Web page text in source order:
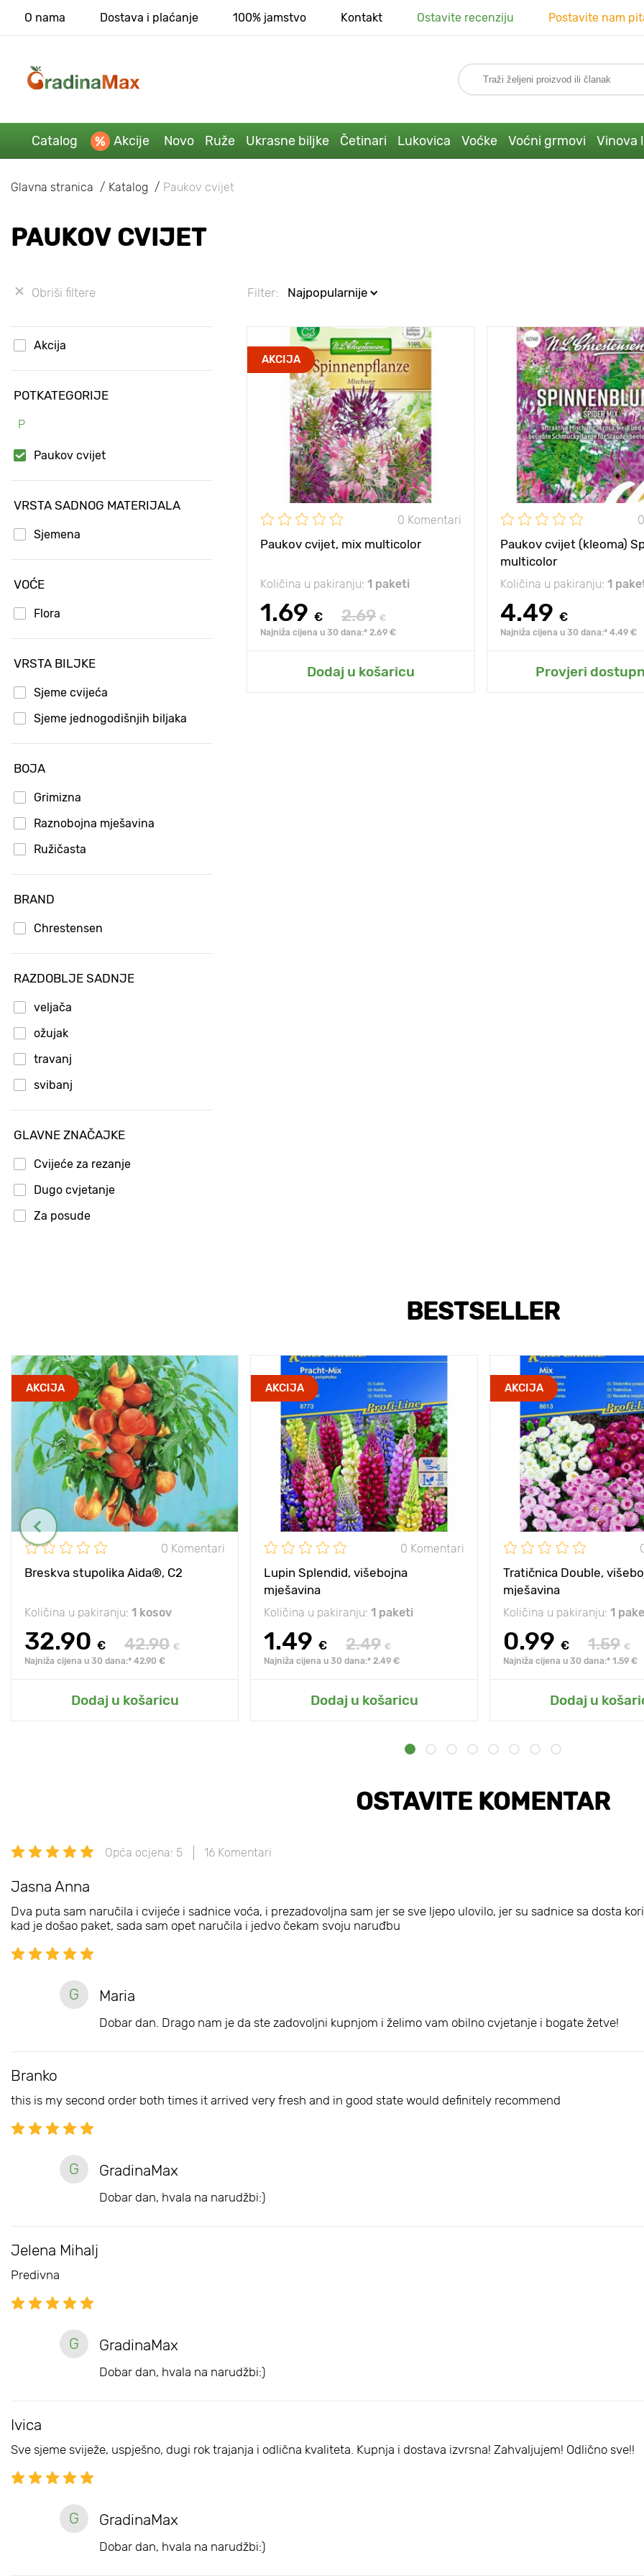
O nama Dostava i plaćanje 100% jamstvo Kontakt Ostavite recenziju Postavite nam
Catalog Akcije Novo Ruže Ukrasne biljke Četinari Lukovica Voćke Voćni grmovi Vinova
Glavna stranica Katalog Paukov cvijet
PAUKOV CVIJET
Obriši filtere
Akcija
POTKATEGORIJE
P
Paukov cvijet
VRSTA SADNOG MATERIJALA
Sjemena
VOĆE
Flora
VRSTA BILJKE
Sjeme cvijeća
Sjeme jednogodišnjih biljaka
BOJA
Grimizna
Raznobojna mješavina
Ružičasta
BRAND
Chrestensen
RAZDOBLJE SADNJE
veljača
ožujak
travanj
svibanj
GLAVNE ZNAČAJKE
Cvijeće za rezanje
Dugo cvjetanje
Za posude
Filter: Najpopularnije
AKCIJA
0 Komentari
Paukov cvijet, mix multicolor
Količina u pakiranju: 1 paketi
1.69 € 2.69 €
Najniža cijena u 30 dana:* 2.69 €
Dodaj u košaricu
Visina biljke 80 - 100 cm
Razmak između
biljaka
Sunce, polusjena sunce
Posebnosti neobični cvatovi
Dodaj u moj vrt
Paukov cvijet (kleoma)
multicolor
Količina u pakiranju: 1
4.49 €
Najniža cijena u 30 dana:* 4.49 €
Provjeri
Visina biljke
Razmak između
biljaka
Sunce, polusjena
Posebnosti
rijetka
Dodaj u moj
BESTSELLER
AKCIJA
0 Komentari
Breskva stupolika Aida®, C2
Količina u pakiranju: 1 kosov
32.90 € 42.90 €
Najniža cijena u 30 dana:* 42.90 €
Dodaj u košaricu
AKCIJA
0 Komentari
Lupin Splendid, višebojna
mješavina
Količina u pakiranju: 1 paketi
1.49 € 2.49 €
Najniža cijena u 30 dana:* 2.49 €
Dodaj u košaricu
AKCIJA
Tratičnica Double,
mješavina
Količina u pakiranju: 1
0.99 € 1.59 €
Najniža cijena u 30 dana:* 1.59 €
Dodaj u
OSTAVITE KOMENTAR
Opća ocjena: 5 16 Komentari
Jasna Anna
Dva puta sam naručila i cvijeće i sadnice voća, i prezadovoljna sam jer se sve ljepo ulovilo, jer su sadnice sa dosta
kad je došao paket, sada sam opet naručila i jedvo čekam svoju naruđbu
G Maria
Dobar dan. Drago nam je da ste zadovoljni kupnjom i želimo vam obilno cvjetanje i bogate žetve!
Branko
this is my second order both times it arrived very fresh and in good state would definitely recommend
G GradinaMax
Dobar dan, hvala na narudžbi:)
Jelena Mihalj
Predivna
G GradinaMax
Dobar dan, hvala na narudžbi:)
Ivica
Sve sjeme sviježe, uspješno, dugi rok trajanja i odlična kvaliteta. Kupnja i dostava izvrsna! Zahvaljujem! Odlično sve!!
G GradinaMax
Dobar dan, hvala na narudžbi:)